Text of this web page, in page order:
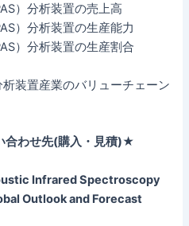
）分析装置の売上高
）分析装置の生産能力
）分析装置の生産割合
析装置産業のバリューチェーン
合わせ先(購入・見積)★
Infrared Spectroscopy
Outlook and Forecast